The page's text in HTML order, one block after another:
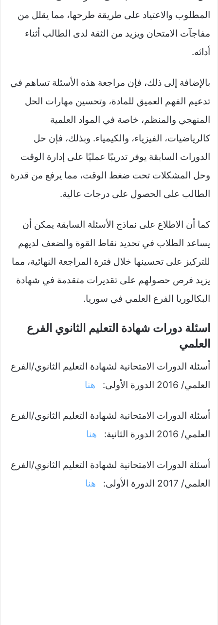
المطلوب والاعتياد على طريقة طرحها، مما يقلل من
مفاجآت الامتحان ويزيد من الثقة لدى الطالب أثناء
أدائه.
بالإضافة إلى ذلك، فإن مراجعة هذه الأسئلة تساهم في
تدعيم الفهم العميق للمادة، وتحسين مهارات الحل
المنهجي والمنظم، خاصة في المواد العلمية
كالرياضيات، الفيزياء، والكيمياء. وبذلك، فإن حل
الدورات السابقة يوفر تدريبًا عمليًا على إدارة الوقت
وحل المشكلات تحت ضغط الوقت، مما يرفع من قدرة
الطالب على الحصول على درجات عالية.
كما أن الاطلاع على نماذج الأسئلة السابقة يمكن أن
يساعد الطلاب في تحديد نقاط القوة والضعف لديهم
للتركيز على تحسينها خلال فترة المراجعة النهائية، مما
يزيد فرص حصولهم على تقديرات متقدمة في شهادة
البكالوريا الفرع العلمي في سوريا.
اسئلة دورات شهادة التعليم الثانوي الفرع
العلمي
أسئلة الدورات الامتحانية لشهادة التعليم الثانوي/الفرع
العلمي/ 2016 الدورة الأولى:
هنا
أسئلة الدورات الامتحانية لشهادة التعليم الثانوي/الفرع
العلمي/ 2016 الدورة الثانية:
هنا
أسئلة الدورات الامتحانية لشهادة التعليم الثانوي/الفرع
العلمي/ 2017 الدورة الأولى:
هنا